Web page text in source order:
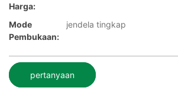
Harga:
Mode
Pembukaan:
jendela tingkap
pertanyaan